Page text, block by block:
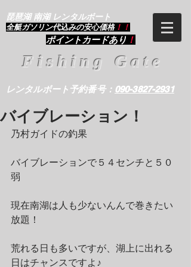
琵琶湖 南湖 レンタルボート
​全艇ガソリン代込みの安心価格 ！！
ポイントカードあり ！
Fishing Gate
レンタルボート予約番号： 090-3827-2931
バイブレーション！
乃村ガイドの釣果
バイブレーションで５４センチと５０
弱
現在南湖は人も少ないんんで巻きたい
放題！
荒れる日も多いですが、湖上に出れる
日はチャンスですよ♪